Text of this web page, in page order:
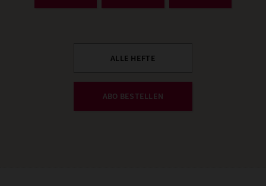
ALLE HEFTE
ABO BESTELLEN